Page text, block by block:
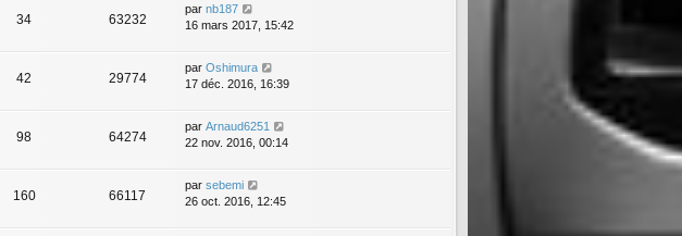
34 63232
par nb187
16 mars 2017, 15:42
42 29774
par Oshimura
17 déc. 2016, 16:39
98 64274
par Arnaud6251
22 nov. 2016, 00:14
160 66117
par sebemi
26 oct. 2016, 12:45